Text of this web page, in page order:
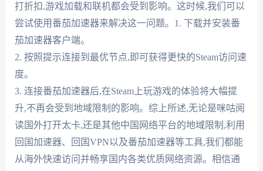
打折扣,游戏加载和联机都会受到影响。这时候,我们可以
尝试使用番茄加速器来解决这一问题。1. 下载并安装番
茄加速器客户端。
2. 按照提示连接到最优节点,即可获得更快的Steam访问速
度。
3. 连接番茄加速器后,在Steam上玩游戏的体验将大幅提
升,不再会受到地域限制的影响。综上所述,无论是咪咕阅
读国外打开太卡,还是其他中国网络平台的地域限制,利用
回国加速器、回国VPN以及番茄加速器等工具,我们都能
从海外快速访问并畅享国内各类优质网络资源。相信通